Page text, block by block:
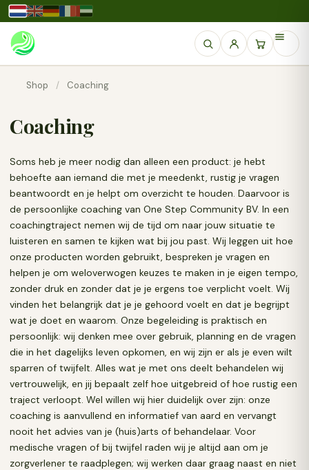
Shop / Coaching
Coaching
Soms heb je meer nodig dan alleen een product: je hebt
behoefte aan iemand die met je meedenkt, rustig je vragen
beantwoordt en je helpt om overzicht te houden. Daarvoor is
de persoonlijke coaching van One Step Community BV. In een
coachingtraject nemen wij de tijd om naar jouw situatie te
luisteren en samen te kijken wat bij jou past. Wij leggen uit hoe
onze producten worden gebruikt, bespreken je vragen en
helpen je om weloverwogen keuzes te maken in je eigen tempo,
zonder druk en zonder dat je je ergens toe verplicht voelt. Wij
vinden het belangrijk dat je je gehoord voelt en dat je begrijpt
wat je doet en waarom. Onze begeleiding is praktisch en
persoonlijk: wij denken mee over gebruik, planning en de vragen
die in het dagelijks leven opkomen, en wij zijn er als je even wilt
sparren of twijfelt. Alles wat je met ons deelt behandelen wij
vertrouwelijk, en jij bepaalt zelf hoe uitgebreid of hoe rustig een
traject verloopt. Wel willen wij hier duidelijk over zijn: onze
coaching is aanvullend en informatief van aard en vervangt
nooit het advies van je (huis)arts of behandelaar. Voor
medische vragen of bij twijfel raden wij je altijd aan om je
zorgverlener te raadplegen; wij werken daar graag naast en niet